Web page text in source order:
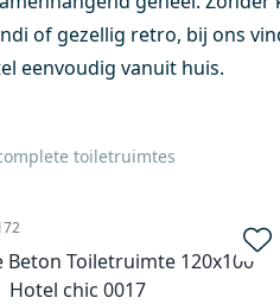
of gezellig retro, bij ons
eenvoudig vanuit huis.
toiletruimtes
Beton Toiletruimte 120x100
Hotel chic 0017